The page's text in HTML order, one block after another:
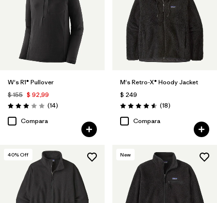
W's R1® Pullover
$ 155 $ 92,99
Valoración: 3.0 / 5
(14Comentarios
)
Compara
M's Retro-X® Hoody Jacket
$ 249
Valoración: 4.6 / 5
(18Comentarios
)
Compara
40% Off New